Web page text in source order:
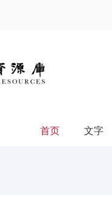
首页 文字